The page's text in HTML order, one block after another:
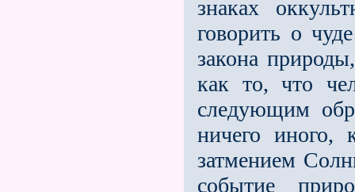
знаках
говорить о
закона
как то, что
следующим
ничего иного,
затмением
событие